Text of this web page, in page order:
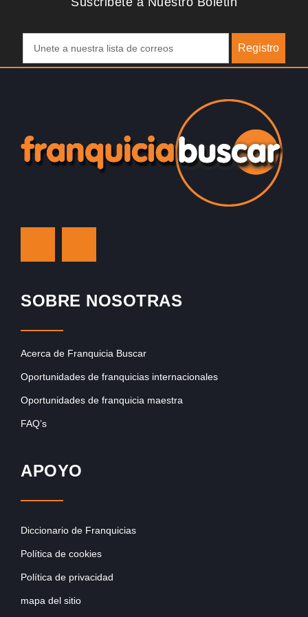
Registro
SOBRE NOSOTRAS
Acerca de Franquicia Buscar
Oportunidades de franquicias internacionales
Oportunidades de franquicia maestra
FAQ’s
APOYO
Diccionario de Franquicias
Política de cookies
Política de privacidad
mapa del sitio